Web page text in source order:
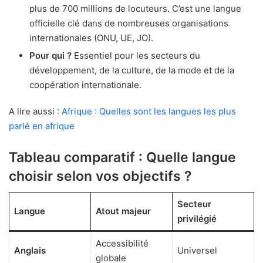
plus de 700 millions de locuteurs. C’est une langue
officielle clé dans de nombreuses organisations
internationales (ONU, UE, JO).
Pour qui ? Essentiel pour les secteurs du
développement, de la culture, de la mode et de la
coopération internationale.
A lire aussi : Afrique : Quelles sont les langues les plus
parlé en afrique
Tableau comparatif : Quelle langue
choisir selon vos objectifs ?
Langue Atout majeur
Secteur
privilégié
Anglais
Accessibilité
globale
Universel